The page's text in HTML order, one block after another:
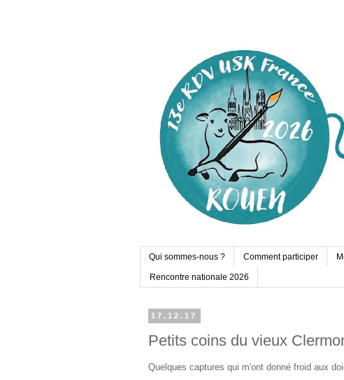
Qui sommes-nous ? Comment participer
Rencontre nationale 2026
17.12.17
Petits coins du vieux
Quelques captures qui m'ont donné froid aux